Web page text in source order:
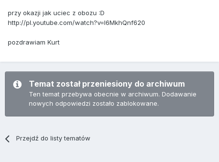
przy okazji jak uciec z obozu :D
http://pl.youtube.com/watch?v=I6MkhQnf620
pozdrawiam Kurt
Temat został przeniesiony do archiwum
Ten temat przebywa obecnie w archiwum. Dodawanie
nowych odpowiedzi zostało zablokowane.
Przejdź do listy tematów